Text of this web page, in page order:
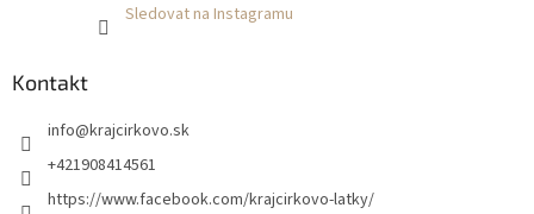
Sledovat na Instagramu
Kontakt
info@krajcirkovo.sk
+421908414561
https://www.facebook.com/krajcirkovo-latky/